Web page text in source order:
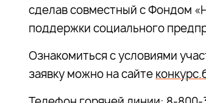
сделав совместный с Фондом
поддержки социального
Ознакомиться с условиями
заявку можно на сайте